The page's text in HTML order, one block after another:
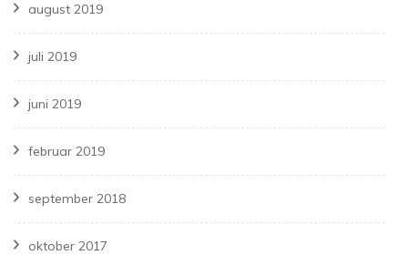
august 2019
juli 2019
juni 2019
februar 2019
september 2018
oktober 2017